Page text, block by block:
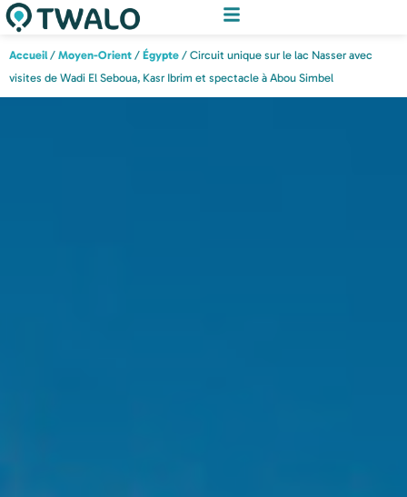
Accueil/ Moyen-Orient / Égypte / Circuit unique sur le lac Nasser avec
visites de Wadi El Seboua, Kasr Ibrim et spectacle à Abou Simbel